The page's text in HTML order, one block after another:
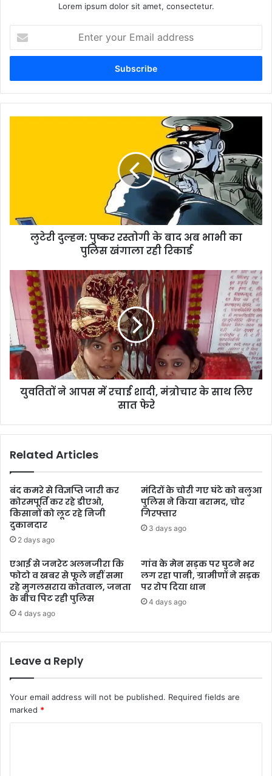
Lorem ipsum dolor sit amet, consectetur.
your
Email
लुटेरी दुल्हन: पुष्कर रस्तोगी के बाद अब भाभी का
पुलिस खंगाला रही रिकार्ड
युवतितों ने आपस में रचाई शादी, मंत्रोचार के साथ लिए
सात फेरे
Related Articles
बंद कमरे से विज्ञप्ति जारी कर
कोरमपूर्ति कर रहे डीएओ,
किसानों को लूट रहे निजी
दुकानदार
2 days ago
मंदिरों के चोरी गए घंटे को बलुआ
पुलिस ने किया बरामद, चोर
गिरफ्तार
3 days ago
एआई से जनरेट अलनजीरा कि
फोटो व खबर से फूले नहीं समा
रहे मुगलसराय कोतवाल, जनता
के बीच पिट रही पुलिस
4 days ago
गांव के मेन सड़क पर घुटने भर
लग रहा पानी, ग्रामीणों ने सड़क
पर रोप दिया धान
4 days ago
Leave a Reply
Your email address will not be published. Required fields are
marked *